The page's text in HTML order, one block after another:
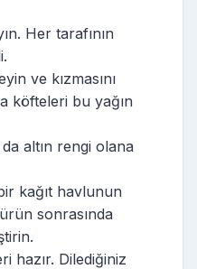
Her tarafının
ve kızmasını
köfteleri bu yağın
altın rengi olana
kağıt havlunun
sonrasında
hazır. Dilediğiniz